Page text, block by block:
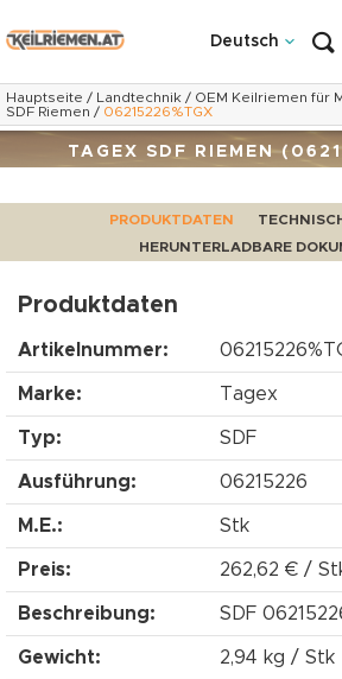
Deutsch
Hauptseite / Landtechnik / OEM Keilriemen für
SDF Riemen / 06215226%TGX
TAGEX SDF RIEMEN
PRODUKTDATEN
HERUNTERLADBARE
Produktdaten
Artikelnummer:
Marke: Tagex
Typ: SDF
Ausführung: 06215226
M.E.: Stk
Preis: 262,62 € /
Beschreibung: SDF
Gewicht: 2,94 kg / Stk